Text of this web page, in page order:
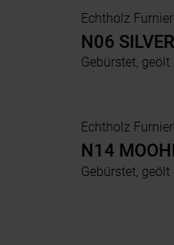
N06
Gebürstet, geölt
N14
Gebürstet, geölt